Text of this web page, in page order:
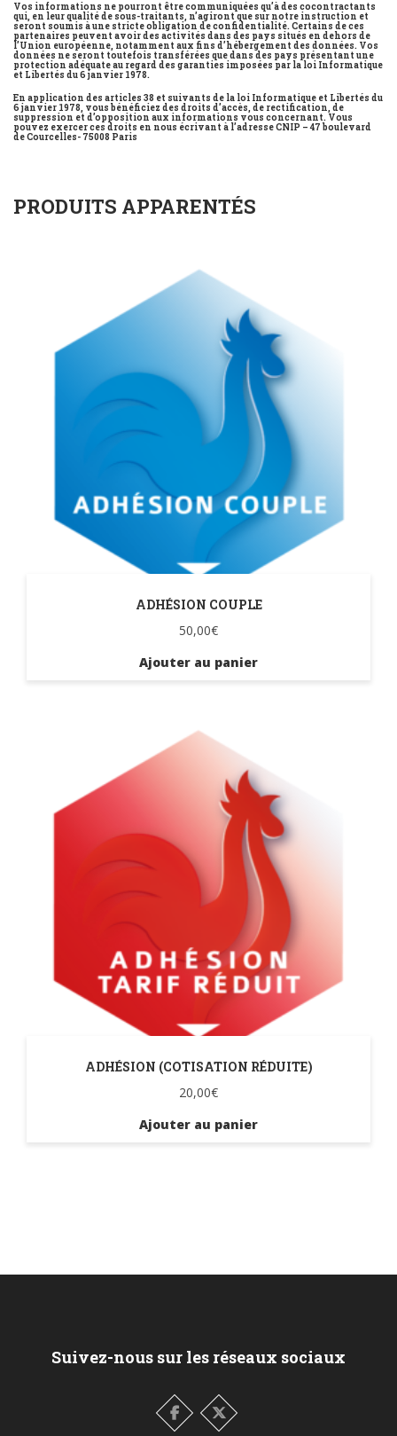
Vos informations ne pourront être communiquées qu’à des cocontractants
qui, en leur qualité de sous-traitants, n’agiront que sur notre instruction et
seront soumis à une stricte obligation de confidentialité. Certains de ces
partenaires peuvent avoir des activités dans des pays situés en dehors de
l’Union européenne, notamment aux fins d’hébergement des données. Vos
données ne seront toutefois transférées que dans des pays présentant une
protection adéquate au regard des garanties imposées par la loi Informatique
et Libertés du 6 janvier 1978.
En application des articles 38 et suivants de la loi Informatique et Libertés du
6 janvier 1978, vous bénéficiez des droits d’accès, de rectification, de
suppression et d’opposition aux informations vous concernant. Vous
pouvez exercer ces droits en nous écrivant à l’adresse CNIP – 47 boulevard
de Courcelles- 75008 Paris
PRODUITS APPARENTÉS
ADHÉSION COUPLE
50,00€
Ajouter au panier
ADHÉSION (COTISATION RÉDUITE)
20,00€
Ajouter au panier
Suivez-nous sur les réseaux sociaux